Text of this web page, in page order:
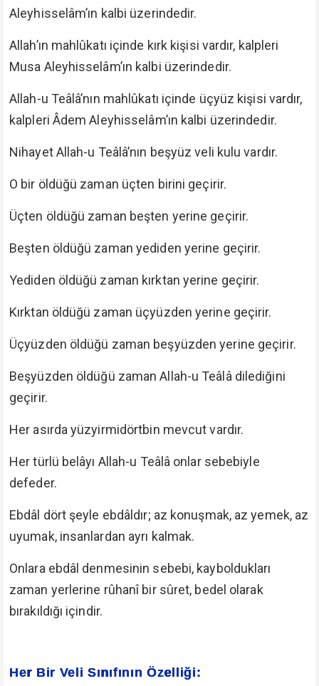
Aleyhisselâm’ın kalbi üzerindedir.
Allah’ın mahlûkatı içinde kırk kişisi vardır, kalpleri
Musa Aleyhisselâm’ın kalbi üzerindedir.
Allah-u Teâlâ’nın mahlûkatı içinde üçyüz kişisi vardır,
kalpleri Âdem Aleyhisselâm’ın kalbi üzerindedir.
Nihayet Allah-u Teâlâ’nın beşyüz veli kulu vardır.
O bir öldüğü zaman üçten birini geçirir.
Üçten öldüğü zaman beşten yerine geçirir.
Beşten öldüğü zaman yediden yerine geçirir.
Yediden öldüğü zaman kırktan yerine geçirir.
Kırktan öldüğü zaman üçyüzden yerine geçirir.
Üçyüzden öldüğü zaman beşyüzden yerine geçirir.
Beşyüzden öldüğü zaman Allah-u Teâlâ dilediğini
geçirir.
Her asırda yüzyirmidörtbin mevcut vardır.
Her türlü belâyı Allah-u Teâlâ onlar sebebiyle
defeder.
Ebdâl dört şeyle ebdâldır; az konuşmak, az yemek, az
uyumak, insanlardan ayrı kalmak.
Onlara ebdâl denmesinin sebebi, kayboldukları
zaman yerlerine rûhanî bir sûret, bedel olarak
bırakıldığı içindir.
Her Bir Veli Sınıfının Özelliği: